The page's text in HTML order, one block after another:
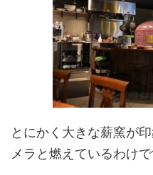
とにかく大きな薪窯が
メラと燃えているわけで